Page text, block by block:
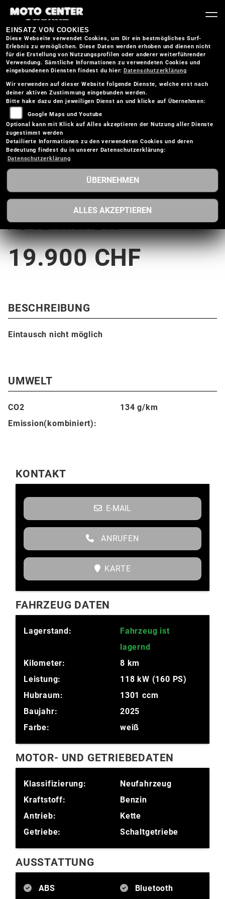
KTM 1290 SUPER
ADVENTURE R
19.900 CHF
BESCHREIBUNG
Eintausch nicht möglich
UMWELT
CO2
Emission(kombiniert):
134 g/km
KONTAKT
E-MAIL
ANRUFEN
KARTE
FAHRZEUG DATEN
Lagerstand:
Fahrzeug ist
lagernd
Kilometer:
8 km
Leistung:
118 kW (160 PS)
Hubraum:
1301 ccm
Baujahr:
2025
Farbe:
weiß
MOTOR- UND GETRIEBEDATEN
Klassifizierung:
Neufahrzeug
Kraftstoff:
Benzin
Antrieb:
Kette
Getriebe:
Schaltgetriebe
AUSSTATTUNG
ABS
Bluetooth
EINSATZ VON COOKIES
Diese Webseite verwendet Cookies, um Dir ein bestmögliches Surf-
Erlebnis zu ermöglichen. Diese Daten werden erhoben und dienen nicht
für die Erstellung von Nutzungsprofilen oder anderer weiterführender
Verwendung. Sämtliche Informationen zu verwendeten Cookies und
eingebundenen Diensten findest du hier: Datenschutzerklärung
Wir verwenden auf dieser Website folgende Dienste, welche erst nach
deiner aktiven Zustimmung eingebunden werden.
Bitte hake dazu den jeweiligen Dienst an und klicke auf Übernehmen:
Google Maps und Youtube
Optional kann mit Klick auf Alles akzeptieren der Nutzung aller Dienste
zugestimmt werden
Detailierte Informationen zu den verwendeten Cookies und deren
Bedeutung findest du in unserer Datenschutzerklärung:
Datenschutzerklärung
ÜBERNEHMEN
ALLES AKZEPTIEREN